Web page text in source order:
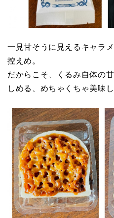
一見甘そうに見えるキャラ
控えめ。
だからこそ、くるみ自体の
しめる、めちゃくちゃ美味